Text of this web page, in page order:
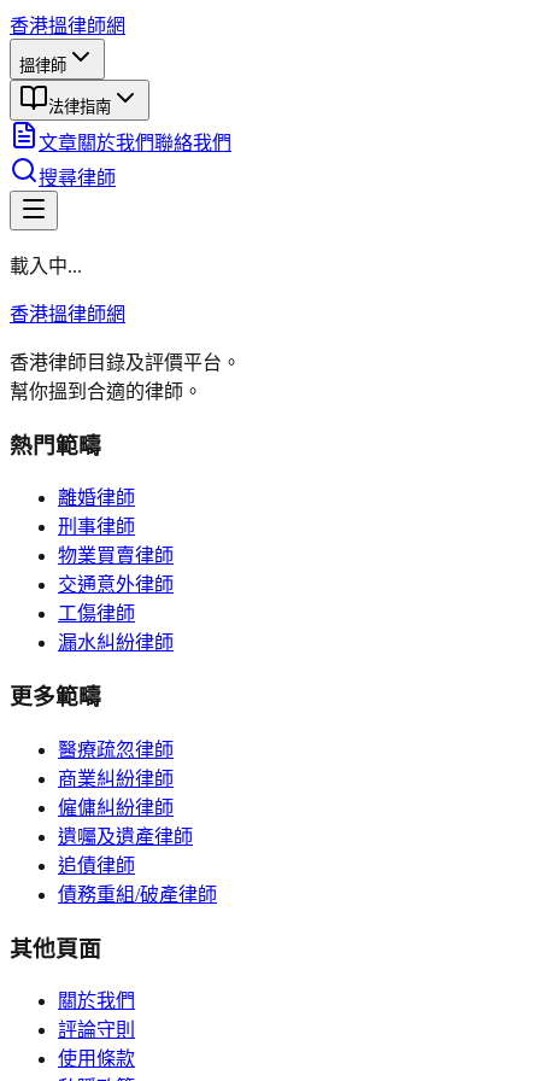
香港搵律師網
搵律師
法律指南
文章關於我們聯絡我們
搜尋律師
載入中...
香港搵律師網
香港律師目錄及評價平台。
幫你搵到合適的律師。
熱門範疇
離婚律師
刑事律師
物業買賣律師
交通意外律師
工傷律師
漏水糾紛律師
更多範疇
醫療疏忽律師
商業糾紛律師
僱傭糾紛律師
遺囑及遺產律師
追債律師
債務重組/破產律師
其他頁面
關於我們
評論守則
使用條款